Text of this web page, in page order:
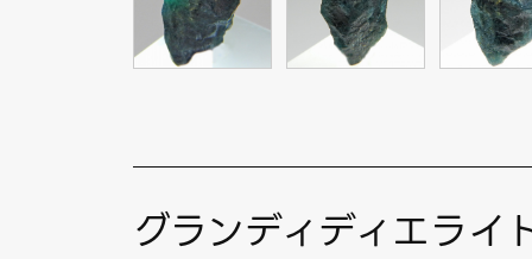
グランディディエライ